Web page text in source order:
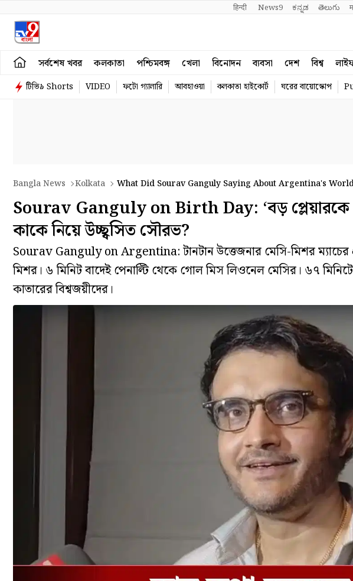
हिन्दी News9 ಕನ್ನಡ తెలుగు
সর্বশেষ খবর কলকাতা পশ্চিমবঙ্গ খেলা বিনোদন ব্যবসা দেশ বিশ্ব
টিভি৯ Shorts VIDEO ফটো গ্যালারি আবহাওয়া কলকাতা হাইকোর্ট ঘরের বায়োস্কোপ
Bangla News Kolkata What Did Sourav Ganguly Saying About Argentina's
Sourav Ganguly on Birth Day: ‘বড় প্লেয়ারকে
কাকে নিয়ে উচ্ছ্বসিত সৌরভ?
Sourav Ganguly on Argentina: টানটান উত্তেজনার মেসি-মিশর ম্যাচের
মিশর। ৬ মিনিট বাদেই পেনাল্টি থেকে গোল মিস লিওনেল মেসির। ৬৭
কাতারের বিশ্বজয়ীদের।